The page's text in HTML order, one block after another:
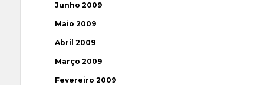
Junho 2009
Maio 2009
Abril 2009
Março 2009
Fevereiro 2009